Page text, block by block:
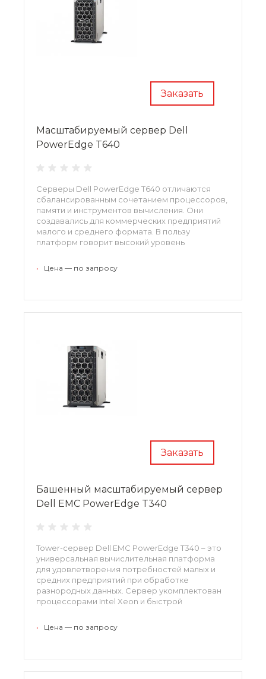
Заказать
Масштабируемый сервер Dell
PowerEdge T640
Серверы Dell PowerEdge T640 отличаются
сбалансированным сочетанием процессоров,
памяти и инструментов вычисления. Они
создавались для коммерческих предприятий
малого и среднего формата. В пользу
платформ говорит высокий уровень
усиленная безопасность данных.
• Цена — по запросу
Заказать
Башенный масштабируемый сервер
Dell EMC PowerEdge T340
Tower-сервер Dell EMC PowerEdge T340 – это
универсальная вычислительная платформа
для удовлетворения потребностей малых и
средних предприятий при обработке
разнородных данных. Сервер укомплектован
процессорами Intel Xeon и быстрой
нагрузками на качественно новом уровне.
• Цена — по запросу